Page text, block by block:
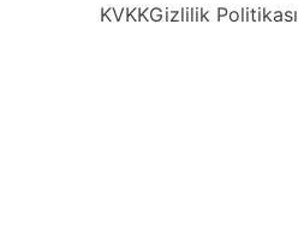
KVKKGizlilik Politikası